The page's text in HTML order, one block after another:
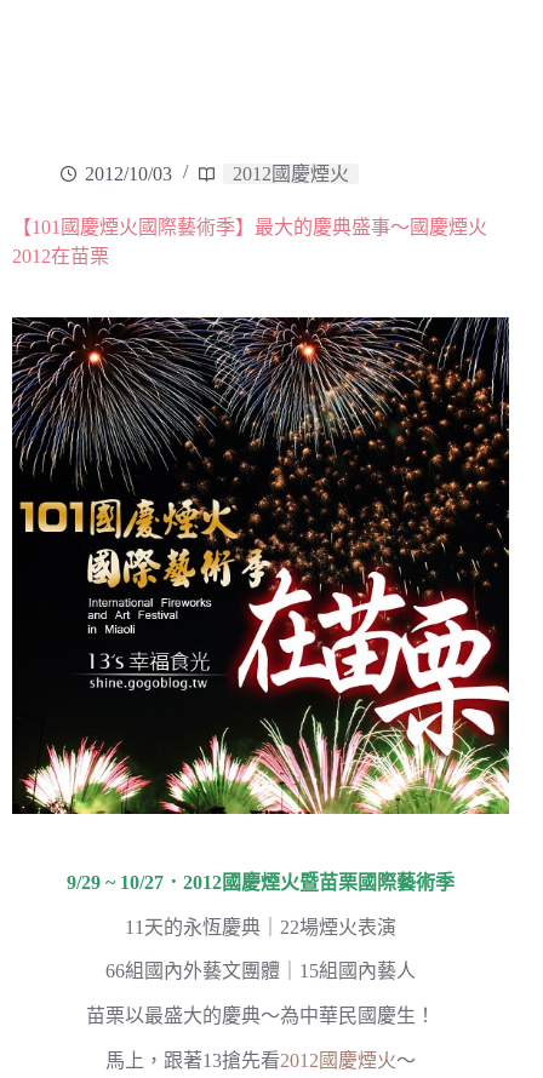
2012/10/03 2012國慶煙火
【101國慶煙火國際藝術季】最大的慶典盛事～國慶煙火
2012在苗栗
9/29 ~ 10/27．2012國慶煙火暨苗栗國際藝術季
11天的永恆慶典｜22場煙火表演
66組國內外藝文團體｜15組國內藝人
苗栗以最盛大的慶典～為中華民國慶生！
馬上，跟著13搶先看2012國慶煙火～